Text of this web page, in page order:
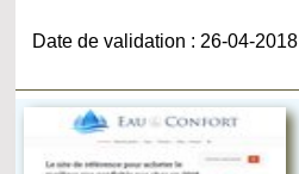
Date de validation : 26-04-2018